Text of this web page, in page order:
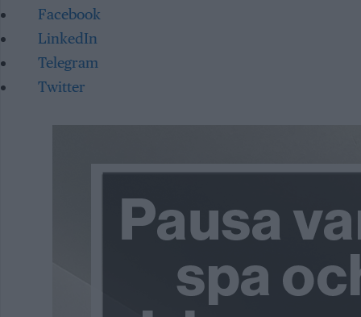
Facebook
LinkedIn
Telegram
Twitter